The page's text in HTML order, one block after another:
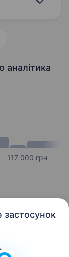
застосунок
аналітика
117 000 грн